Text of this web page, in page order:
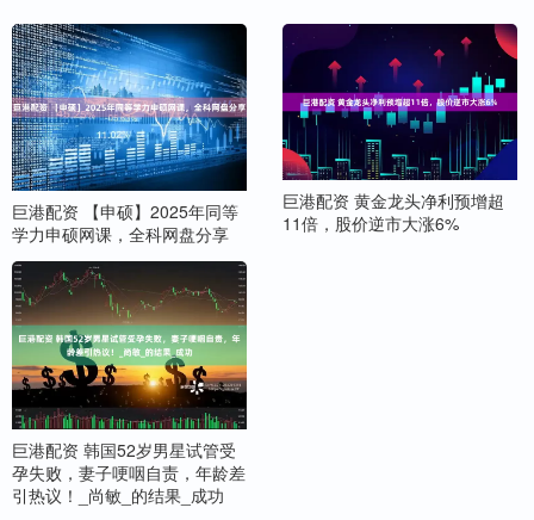
巨港配资 【申硕】2025年同等
学力申硕网课，全科网盘分享
巨港配资 黄金龙头净利预增超
11倍，股价逆市大涨6%
巨港配资 韩国52岁男星试管受
孕失败，妻子哽咽自责，年龄差
引热议！_尚敏_的结果_成功